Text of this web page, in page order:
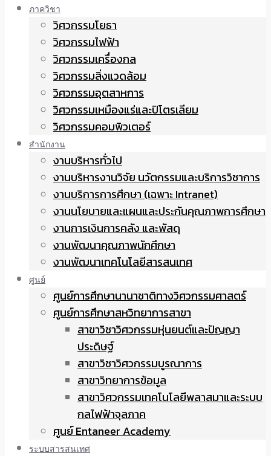
ภาควิชา
วิศวกรรมโยธา
วิศวกรรมไฟฟ้า
วิศวกรรมเครื่องกล
วิศวกรรมสิ่งแวดล้อม
วิศวกรรมอุตสาหการ
วิศวกรรมเหมืองแร่และปิโตรเลียม
วิศวกรรมคอมพิวเตอร์
สำนักงาน
งานบริหารทั่วไป
งานบริหารงานวิจัย นวัตกรรมและบริการวิชาการ
งานบริการการศึกษา (เฉพาะ Intranet)
งานนโยบายและแผนและประกันคุณภาพการศึกษา
งานการเงินการคลัง และพัสดุ
งานพัฒนาคุณภาพนักศึกษา
งานพัฒนาเทคโนโลยีสารสนเทศ
ศูนย์
ศูนย์การศึกษานานาชาติทางวิศวกรรมศาสตร์
ศูนย์การศึกษาสหวิทยาการสาขา
สาขาวิชาวิศวกรรมหุ่นยนต์และปัญญา
ประดิษฐ์
สาขาวิชาวิศวกรรมบูรณาการ
สาขาวิทยาการข้อมูล
สาขาวิศวกรรมเทคโนโลยีพลาสมาและระบบ
กลไฟฟ้าจุลภาค
ศูนย์ Entaneer Academy
ระบบสารสนเทศ